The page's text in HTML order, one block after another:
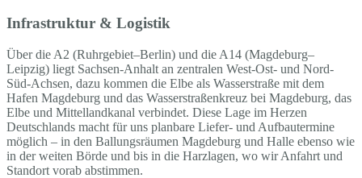
Infrastruktur & Logistik
Über die A2 (Ruhrgebiet–Berlin) und die A14 (Magdeburg–
Leipzig) liegt Sachsen-Anhalt an zentralen West-Ost- und Nord-
Süd-Achsen, dazu kommen die Elbe als Wasserstraße mit dem
Hafen Magdeburg und das Wasserstraßenkreuz bei Magdeburg, das
Elbe und Mittellandkanal verbindet. Diese Lage im Herzen
Deutschlands macht für uns planbare Liefer- und Aufbautermine
möglich – in den Ballungsräumen Magdeburg und Halle ebenso wie
in der weiten Börde und bis in die Harzlagen, wo wir Anfahrt und
Standort vorab abstimmen.